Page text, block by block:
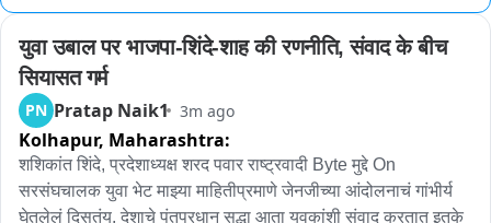
युवा उबाल पर भाजपा-शिंदे-शाह की रणनीति, संवाद के बीच
सियासत गर्म
PN Pratap Naik1 3m ago
Kolhapur, Maharashtra:
शशिकांत शिंदे, प्रदेशाध्यक्ष शरद पवार राष्ट्रवादी Byte मुद्दे On
सरसंघचालक युवा भेट माझ्या माहितीप्रमाणे जेनजीच्या आंदोलनाचं गांभीर्य
घेतलेलं दिसतंय. देशाचे पंतप्रधान सुद्धा आता युवकांशी संवाद करतात इतके